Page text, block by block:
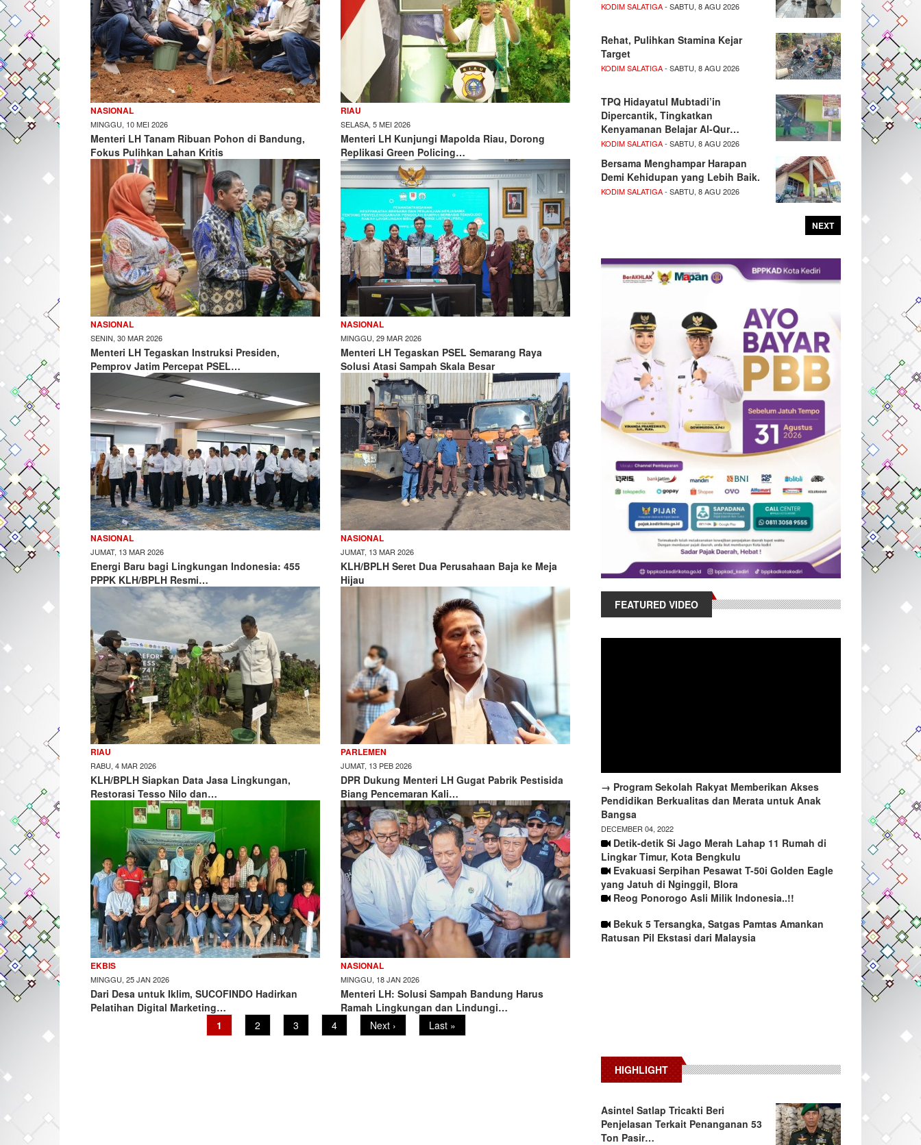
NASIONAL
MINGGU, 10 MEI 2026
Menteri LH Tanam Ribuan Pohon di Bandung,
Fokus Pulihkan Lahan Kritis
RIAU
SELASA, 5 MEI 2026
Menteri LH Kunjungi Mapolda Riau, Dorong
Replikasi Green Policing…
NASIONAL
SENIN, 30 MAR 2026
Menteri LH Tegaskan Instruksi Presiden,
Pemprov Jatim Percepat PSEL…
NASIONAL
MINGGU, 29 MAR 2026
Menteri LH Tegaskan PSEL Semarang Raya
Solusi Atasi Sampah Skala Besar
NASIONAL
JUMAT, 13 MAR 2026
Energi Baru bagi Lingkungan Indonesia: 455
PPPK KLH/BPLH Resmi…
NASIONAL
JUMAT, 13 MAR 2026
KLH/BPLH Seret Dua Perusahaan Baja ke Meja
Hijau
RIAU
RABU, 4 MAR 2026
KLH/BPLH Siapkan Data Jasa Lingkungan,
Restorasi Tesso Nilo dan…
PARLEMEN
JUMAT, 13 PEB 2026
DPR Dukung Menteri LH Gugat Pabrik Pestisida
Biang Pencemaran Kali…
EKBIS
MINGGU, 25 JAN 2026
Dari Desa untuk Iklim, SUCOFINDO Hadirkan
Pelatihan Digital Marketing…
NASIONAL
MINGGU, 18 JAN 2026
Menteri LH: Solusi Sampah Bandung Harus
Ramah Lingkungan dan Lindungi…
Current
page
1 Page
2 Page
3 Page
4
Next
page
Next ›
Last
page
Last »
KODIM SALATIGA- SABTU, 8 AGU 2026
Rehat, Pulihkan Stamina Kejar
Target
KODIM SALATIGA- SABTU, 8 AGU 2026
TPQ Hidayatul Mubtadi’in
Dipercantik, Tingkatkan
Kenyamanan Belajar Al-Qur…
KODIM SALATIGA- SABTU, 8 AGU 2026
Bersama Menghampar Harapan
Demi Kehidupan yang Lebih Baik.
KODIM SALATIGA- SABTU, 8 AGU 2026
NEXT
FEATURED VIDEO
→ Program Sekolah Rakyat Memberikan Akses
Pendidikan Berkualitas dan Merata untuk Anak
Bangsa
DECEMBER 04, 2022
Detik-detik Si Jago Merah Lahap 11 Rumah di
Lingkar Timur, Kota Bengkulu
Evakuasi Serpihan Pesawat T-50i Golden Eagle
yang Jatuh di Nginggil, Blora
Reog Ponorogo Asli Milik Indonesia..!!
Bekuk 5 Tersangka, Satgas Pamtas Amankan
Ratusan Pil Ekstasi dari Malaysia
HIGHLIGHT
Asintel Satlap Tricakti Beri
Penjelasan Terkait Penanganan 53
Ton Pasir…